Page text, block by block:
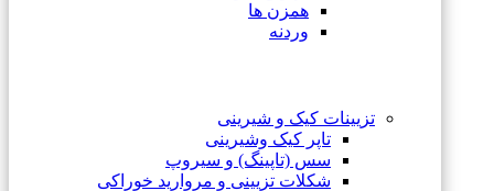
همزن ها
وردنه
تزیینات کیک و شیرینی
تاپر کیک وشیرینی
سس (تاپینگ) و سیروپ
شکلات تزیینی و مروارید خوراکی